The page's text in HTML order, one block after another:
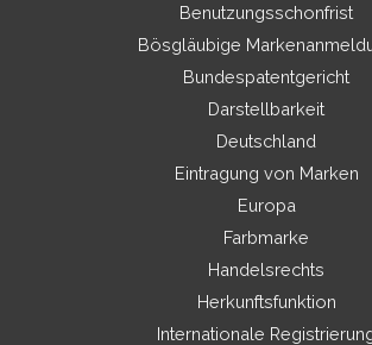
Benutzungsschonfrist
Bösgläubige
Bundespatentgericht
Darstellbarkeit
Deutschland
Eintragung von Marken
Europa
Farbmarke
Handelsrechts
Herkunftsfunktion
Internationale